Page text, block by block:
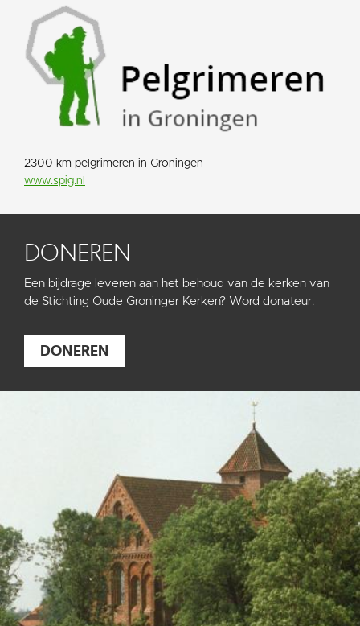
2300 km pelgrimeren in Groningen
www.spig.nl
DONEREN
Een bijdrage leveren aan het behoud van de kerken van
de Stichting Oude Groninger Kerken? Word donateur.
DONEREN